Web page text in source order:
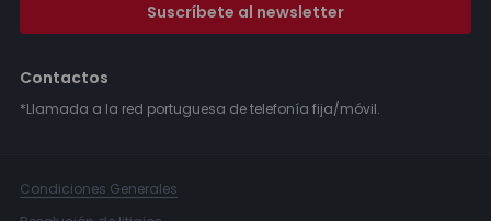
Suscríbete al newsletter
Contactos
*Llamada a la red portuguesa de telefonía fija/móvil.
Condiciones Generales